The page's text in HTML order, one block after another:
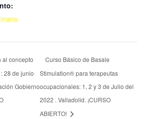
al concepto
28 de junio
Gobierno
Curso Básico de Basale
Stimulation® para terapeutas
ocupacionales: 1, 2 y 3 de Julio del
2022 . Valladolid. ¡CURSO
ABIERTO!